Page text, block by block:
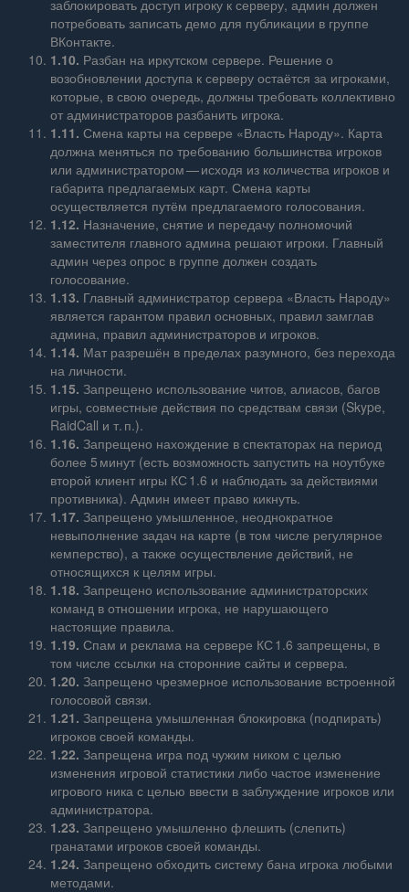
заблокировать доступ игроку к серверу, админ должен
потребовать записать демо для публикации в группе
ВКонтакте.
1.10. Разбан на иркутском сервере. Решение о
возобновлении доступа к серверу остаётся за игроками,
которые, в свою очередь, должны требовать коллективно
от администраторов разбанить игрока.
1.11. Смена карты на сервере «Власть Народу». Карта
должна меняться по требованию большинства игроков
или администратором — исходя из количества игроков и
габарита предлагаемых карт. Смена карты
осуществляется путём предлагаемого голосования.
1.12. Назначение, снятие и передачу полномочий
заместителя главного админа решают игроки. Главный
админ через опрос в группе должен создать
голосование.
1.13. Главный администратор сервера «Власть Народу»
является гарантом правил основных, правил замглав
админа, правил администраторов и игроков.
1.14. Мат разрешён в пределах разумного, без перехода
на личности.
1.15. Запрещено использование читов, алиасов, багов
игры, совместные действия по средствам связи (Skype,
RaidCall и т. п.).
1.16. Запрещено нахождение в спектаторах на период
более 5 минут (есть возможность запустить на ноутбуке
второй клиент игры КС 1.6 и наблюдать за действиями
противника). Админ имеет право кикнуть.
1.17. Запрещено умышленное, неоднократное
невыполнение задач на карте (в том числе регулярное
кемперство), а также осуществление действий, не
относящихся к целям игры.
1.18. Запрещено использование администраторских
команд в отношении игрока, не нарушающего
настоящие правила.
1.19. Спам и реклама на сервере КС 1.6 запрещены, в
том числе ссылки на сторонние сайты и сервера.
1.20. Запрещено чрезмерное использование встроенной
голосовой связи.
1.21. Запрещена умышленная блокировка (подпирать)
игроков своей команды.
1.22. Запрещена игра под чужим ником с целью
изменения игровой статистики либо частое изменение
игрового ника с целью ввести в заблуждение игроков или
администратора.
1.23. Запрещено умышленно флешить (слепить)
гранатами игроков своей команды.
1.24. Запрещено обходить систему бана игрока любыми
методами.